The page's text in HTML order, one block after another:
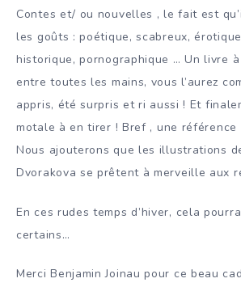
Contes et/ ou nouvelles , le fait est
les goûts : poétique, scabreux,
historique, pornographique … Un livre
entre toutes les mains, vous l’aurez
appris, été surpris et ri aussi ! Et
motale à en tirer ! Bref , une référence
Nous ajouterons que les illustrations
Dvorakova se prêtent à merveille aux
En ces rudes temps d’hiver, cela
certains…
Merci Benjamin Joinau pour ce beau